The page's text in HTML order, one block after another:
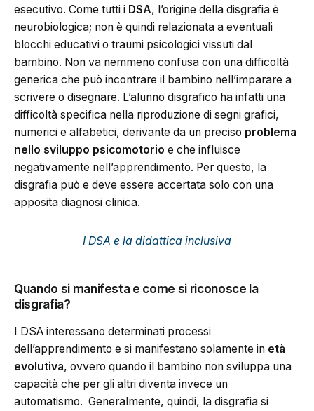
esecutivo. Come tutti i DSA, l’origine della disgrafia è
neurobiologica; non è quindi relazionata a eventuali
blocchi educativi o traumi psicologici vissuti dal
bambino. Non va nemmeno confusa con una difficoltà
generica che può incontrare il bambino nell’imparare a
scrivere o disegnare. L’alunno disgrafico ha infatti una
difficoltà specifica nella riproduzione di segni grafici,
numerici e alfabetici, derivante da un preciso problema
nello sviluppo psicomotorio e che influisce
negativamente nell’apprendimento. Per questo, la
disgrafia può e deve essere accertata solo con una
apposita diagnosi clinica.
I DSA e la didattica inclusiva
Quando si manifesta e come si riconosce la
disgrafia?
I DSA interessano determinati processi
dell’apprendimento e si manifestano solamente in età
evolutiva, ovvero quando il bambino non sviluppa una
capacità che per gli altri diventa invece un
automatismo. Generalmente, quindi, la disgrafia si